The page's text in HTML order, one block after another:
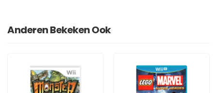
Anderen Bekeken Ook